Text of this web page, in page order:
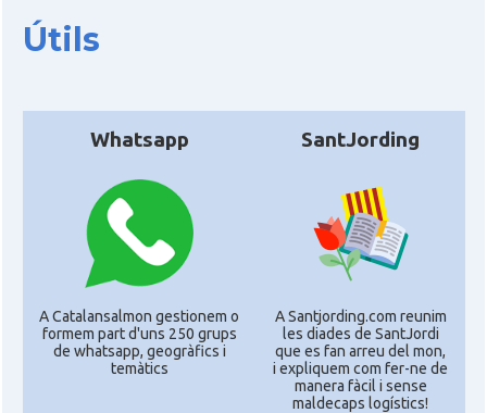
Útils
Whatsapp
A Catalansalmon gestionem o
formem part d'uns 250 grups
de whatsapp, geogràfics i
temàtics
SantJording
A Santjording.com reunim
les diades de SantJordi
que es fan arreu del mon,
i expliquem com fer-ne de
manera fàcil i sense
maldecaps logí­stics!